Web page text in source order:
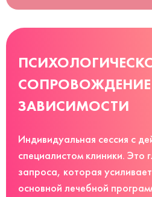
СОПРОВОЖДЕНИЕ
ЗАВИСИМОСТИ
Индивидуальная сессия с
специалистом клиники. Это
запроса, которая
основной лечебной